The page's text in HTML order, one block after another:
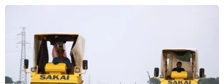
#bị cáo Nguyễn Đại Dương
#Tổng Công ty Bình Dương
Tp. Hồ Chí Minh